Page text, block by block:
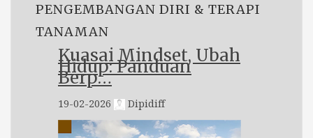
PENGEMBANGAN DIRI & TERAPI
TANAMAN
Kuasai Mindset, Ubah
Hidup: Panduan
Berp…
19-02-2026 Dipidiff